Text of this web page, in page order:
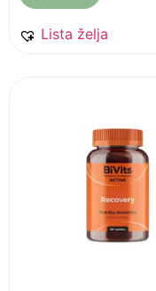
Lista želja